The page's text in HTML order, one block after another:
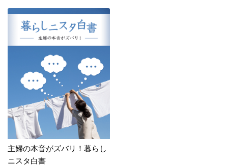
主婦の本音がズバリ！暮らし
ニスタ白書